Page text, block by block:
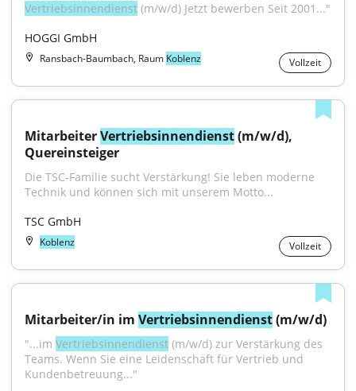
Vertriebsinnendienst (m/w/d) Jetzt bewerben Seit 2001..."
HOGGI GmbH
Ransbach-Baumbach, Raum Koblenz Vollzeit
Mitarbeiter Vertriebsinnendienst (m/w/d),
Quereinsteiger
Die TSC-Familie sucht Verstärkung! Sie leben moderne
Technik und können sich mit unserem Motto...
TSC GmbH
Koblenz Vollzeit
Mitarbeiter/in im Vertriebsinnendienst (m/w/d)
"...im Vertriebsinnendienst (m/w/d) zur Verstärkung des
Teams. Wenn Sie eine Leidenschaft für Vertrieb und
Kundenbetreuung..."